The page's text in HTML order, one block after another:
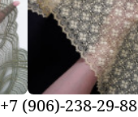
+7 (906)-238-29-88